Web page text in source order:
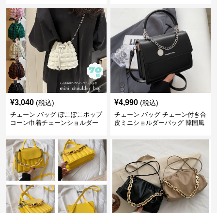
¥3,040 (税込)
チェーン バッグ ぽこぽこポップ
コーン巾着チェーンショルダー
¥4,990 (税込)
チェーン バッグ チェーン付き合
皮ミニショルダーバッグ 韓国風